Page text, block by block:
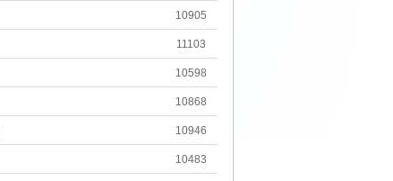
10905
11103
10598
10868
10946
10483